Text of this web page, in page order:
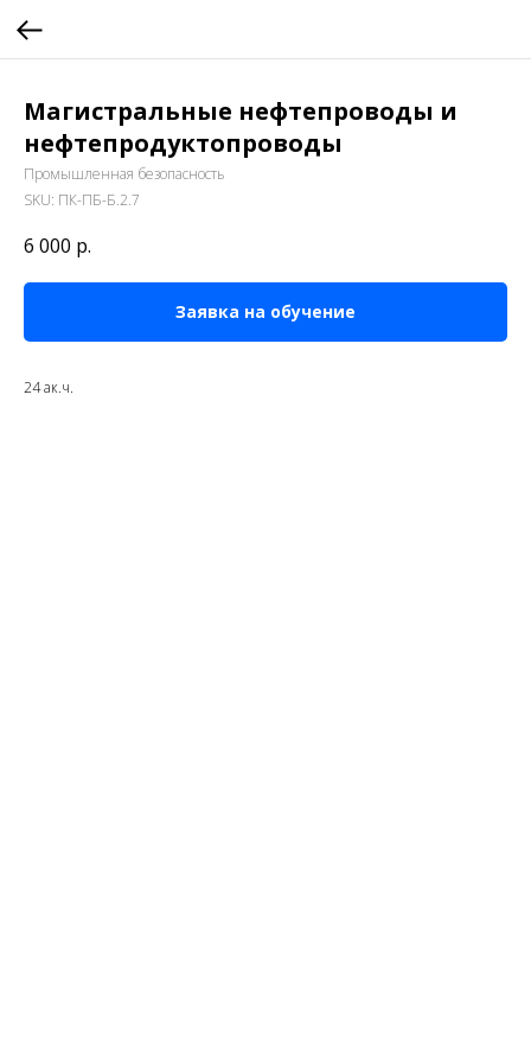
Магистральные нефтепроводы и
нефтепродуктопроводы
Промышленная безопасность
SKU: ПК-ПБ-Б.2.7
6 000 р.
Заявка на обучение
24 ак.ч.